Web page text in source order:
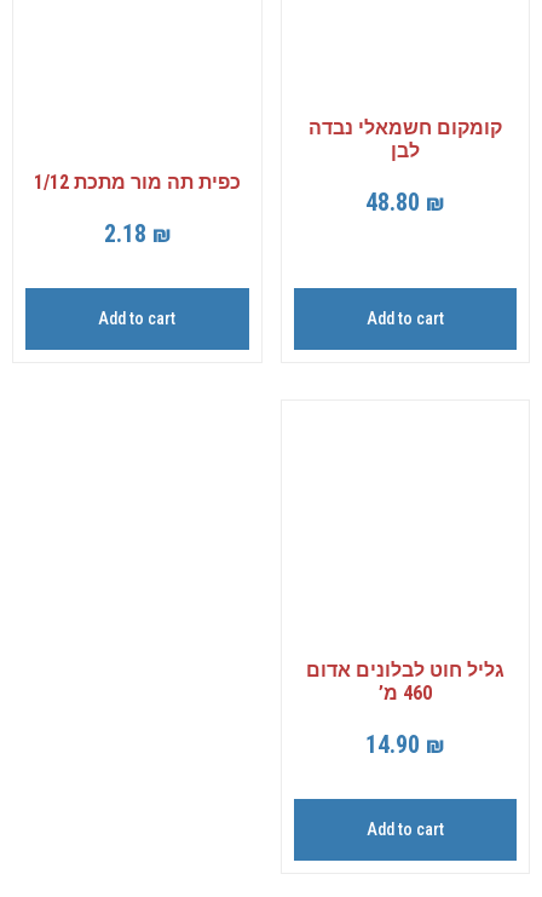
קומקום חשמאלי נבדה
לבן
48.80 ₪
Add to cart
כפית תה מור מתכת 1/12
2.18 ₪
Add to cart
גליל חוט לבלונים אדום
460 מ’
14.90 ₪
Add to cart